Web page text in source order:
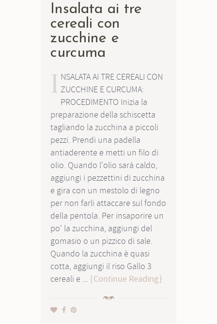
Insalata ai tre
cereali con
zucchine e
curcuma
I NSALATA AI TRE CEREALI CON
ZUCCHINE E CURCUMA:
PROCEDIMENTO Inizia la
preparazione della schiscetta
tagliando la zucchina a piccoli
pezzi. Prendi una padella
antiaderente e metti un filo di
olio. Quando l'olio sarà caldo,
aggiungi i pezzettini di zucchina
e gira con un mestolo di legno
per non farli attaccare sul fondo
della pentola. Per insaporire un
po' la zucchina, aggiungi del
gomasio o un pizzico di sale.
Quando la zucchina è quasi
cotta, aggiungi il riso Gallo 3
cereali e ... Continue Reading